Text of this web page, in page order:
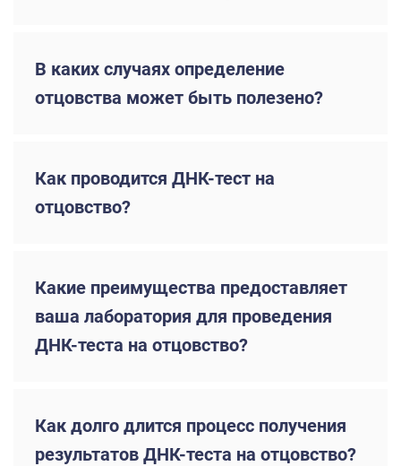
В каких случаях определение
отцовства может быть полезено?
Как проводится ДНК-тест на
отцовство?
Какие преимущества предоставляет
ваша лаборатория для проведения
ДНК-теста на отцовство?
Как долго длится процесс получения
результатов ДНК-теста на отцовство?